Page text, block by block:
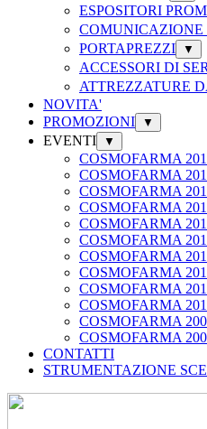
ESPOSITORI
COMUNICAZIONE
PORTAPREZZI ▼
ACCESSORI DI
ATTREZZATURE
NOVITA'
PROMOZIONI
▼
EVENTI ▼
COSMOFARMA
COSMOFARMA
COSMOFARMA
COSMOFARMA
COSMOFARMA
COSMOFARMA
COSMOFARMA
COSMOFARMA
COSMOFARMA
COSMOFARMA
COSMOFARMA
COSMOFARMA
CONTATTI
STRUMENTAZIONE